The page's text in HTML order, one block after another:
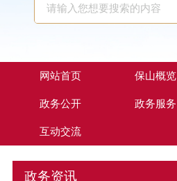
网站首页 保山概览
政务公开 政务服务
互动交流
政务资讯